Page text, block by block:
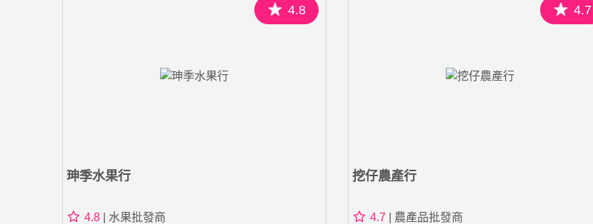
4.8
珅季水果行
4.8 | 水果批發商
4.7
挖仔農產行
4.7 | 農產品批發商